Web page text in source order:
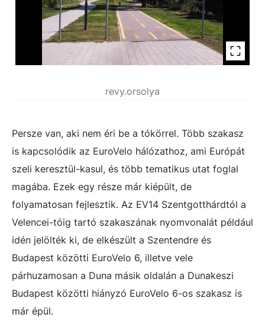
revy.orsolya
Persze van, aki nem éri be a tókörrel. Több szakasz
is kapcsolódik az EuroVelo hálózathoz, ami Európát
szeli keresztül-kasul, és több tematikus utat foglal
magába. Ezek egy része már kiépült, de
folyamatosan fejlesztik. Az EV14 Szentgotthárdtól a
Velencei-tóig tartó szakaszának nyomvonalát például
idén jelölték ki, de elkészült a Szentendre és
Budapest közötti EuroVelo 6, illetve vele
párhuzamosan a Duna másik oldalán a Dunakeszi
Budapest közötti hiányzó EuroVelo 6-os szakasz is
már épül.